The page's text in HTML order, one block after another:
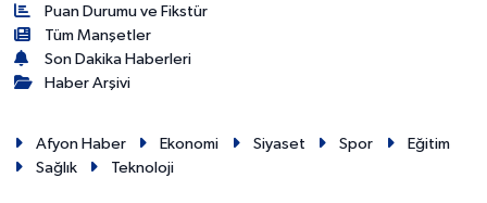
Puan Durumu ve Fikstür
Tüm Manşetler
Son Dakika Haberleri
Haber Arşivi
Afyon Haber Ekonomi Siyaset Spor
Eğitim
Sağlık
Teknoloji